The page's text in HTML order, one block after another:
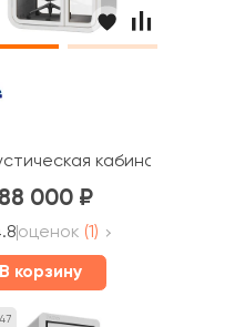
FOUR felt (задняя стенка
кабина Focus R
000
оценок (1)
В корзину